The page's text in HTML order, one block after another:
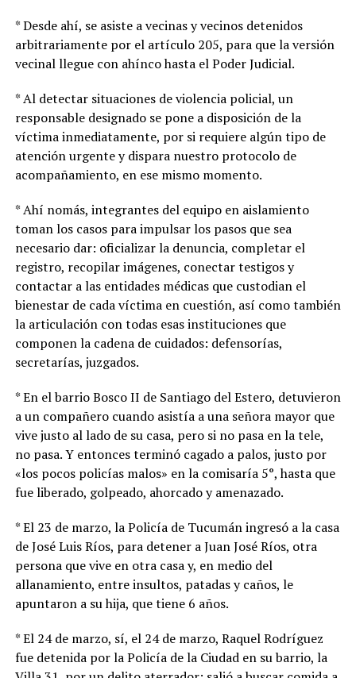
* Desde ahí, se asiste a vecinas y vecinos detenidos
arbitrariamente por el artículo 205, para que la versión
vecinal llegue con ahínco hasta el Poder Judicial.
* Al detectar situaciones de violencia policial, un
responsable designado se pone a disposición de la
víctima inmediatamente, por si requiere algún tipo de
atención urgente y dispara nuestro protocolo de
acompañamiento, en ese mismo momento.
* Ahí nomás, integrantes del equipo en aislamiento
toman los casos para impulsar los pasos que sea
necesario dar: oficializar la denuncia, completar el
registro, recopilar imágenes, conectar testigos y
contactar a las entidades médicas que custodian el
bienestar de cada víctima en cuestión, así como también
la articulación con todas esas instituciones que
componen la cadena de cuidados: defensorías,
secretarías, juzgados.
* En el barrio Bosco II de Santiago del Estero, detuvieron
a un compañero cuando asistía a una señora mayor que
vive justo al lado de su casa, pero si no pasa en la tele,
no pasa. Y entonces terminó cagado a palos, justo por
«los pocos policías malos» en la comisaría 5°, hasta que
fue liberado, golpeado, ahorcado y amenazado.
* El 23 de marzo, la Policía de Tucumán ingresó a la casa
de José Luis Ríos, para detener a Juan José Ríos, otra
persona que vive en otra casa y, en medio del
allanamiento, entre insultos, patadas y caños, le
apuntaron a su hija, que tiene 6 años.
* El 24 de marzo, sí, el 24 de marzo, Raquel Rodríguez
fue detenida por la Policía de la Ciudad en su barrio, la